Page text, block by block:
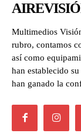
Multimedios
rubro, contamos
así como
han establecido
han ganado la